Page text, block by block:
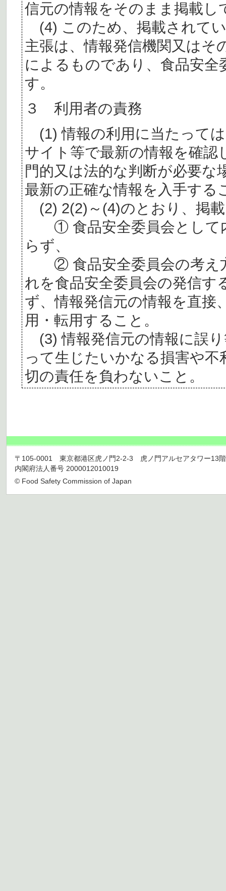
信元の情報をそのまま掲載し
(4) このため、掲載されて
主張は、情報発信機関又はそ
によるものであり、食品安
す。
３ 利用者の責務
(1) 情報の利用に当たって
サイト等で最新の情報を確認
門的又は法的な判断が必要
最新の正確な情報を入手する
(2) 2(2)～(4)のとおり、掲
① 食品安全委員会として
らず、
② 食品安全委員会の考え
れを食品安全委員会の発信す
ず、情報発信元の情報を直接
用・転用すること。
(3) 情報発信元の情報に誤
って生じたいかなる損害や
切の責任を負わないこと。
〒105-0001 東京都港区虎ノ門2-2-3 虎ノ門アルセアタワー13
内閣府法人番号 2000012010019
© Food Safety Commission of Japan